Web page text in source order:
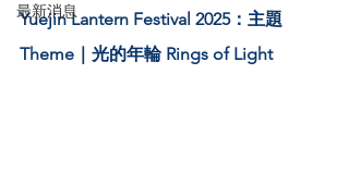
最新消息
Yuejin Lantern Festival 2025：主題
Theme｜光的年輪 Rings of Light